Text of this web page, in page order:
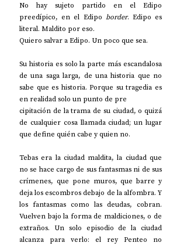
No hay sujeto partido en el Edipo
preedípico, en el Edipo border. Edipo es
literal. Maldito por eso.
Quiero salvar a Edipo. Un poco que sea.
Su historia es solo la parte más escandalosa
de una saga larga, de una historia que no
sabe que es historia. Porque su tragedia es
en realidad solo un punto de pre
cipitación de la trama de su ciudad, o quizá
de cualquier cosa llamada ciudad; un lugar
que define quién cabe y quien no.
Tebas era la ciudad maldita, la ciudad que
no se hace cargo de sus fantasmas ni de sus
crímenes, que pone muros, que barre y
deja los escombros debajo de la alfombra. Y
los fantasmas como las deudas, cobran.
Vuelven bajo la forma de maldiciones, o de
extraños. Un solo episodio de la ciudad
alcanza para verlo: el rey Penteo no